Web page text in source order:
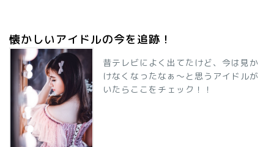
懐かしいアイドルの今を追跡！
昔テレビによく出てたけど、今は見か
けなくなったなぁ～と思うアイドルが
いたらここをチェック！！